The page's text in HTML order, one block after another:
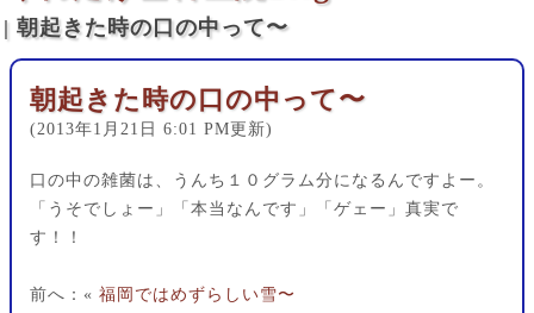
| 朝起きた時の口の中って〜
朝起きた時の口の中って〜
(2013年1月21日 6:01 PM更新)
口の中の雑菌は、うんち１０グラム分になるんですよー。
「うそでしょー」「本当なんです」「ゲェー」真実で
す！！
前へ：« 福岡ではめずらしい雪〜